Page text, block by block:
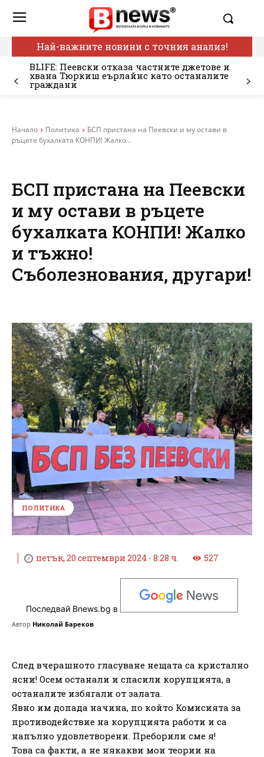
Най-важните новини с точния анализ!
BLIFE: Пеевски отказа частните джетове и
хвана Тюркиш еърлайнс като останалите
граждани
Начало Политика
БСП пристана на Пеевски и му остави в
ръцете бухалката КОНПИ! Жалко...
БСП пристана на Пеевски
и му остави в ръцете
бухалката КОНПИ! Жалко
и тъжно!
Съболезнования, другари!
ПОЛИТИКА
петък, 20 септември 2024 - 8:28 ч. 527
Последвай Bnews.bg в
Автор Николай Бареков
След вчерашното гласуване нещата са кристално
ясни! Осем останали и спасили корупцията, а
останалите избягали от залата.
Явно им допада начина, по който Комисията за
противодействие на корупцията работи и са
напълно удовлетворени. Преборили сме я!
Това са факти, а не някакви мои теории на